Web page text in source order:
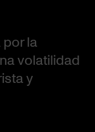
la
volatilidad
y